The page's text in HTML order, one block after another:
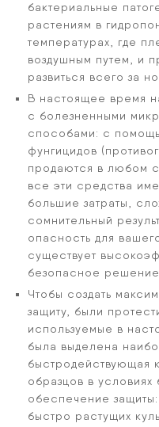
бактериальные
растениям в
температурах, где
воздушным путем, и
развиться всего за
В настоящее время
с болезненными
способами: с
фунгицидов
продаются в любом
все эти средства
большие затраты,
сомнительный
опасность для
существует
безопасное
Чтобы создать
защиту, были
используемые в
была выделена
быстродействующая
образцов в условиях
обеспечение
быстро растущих